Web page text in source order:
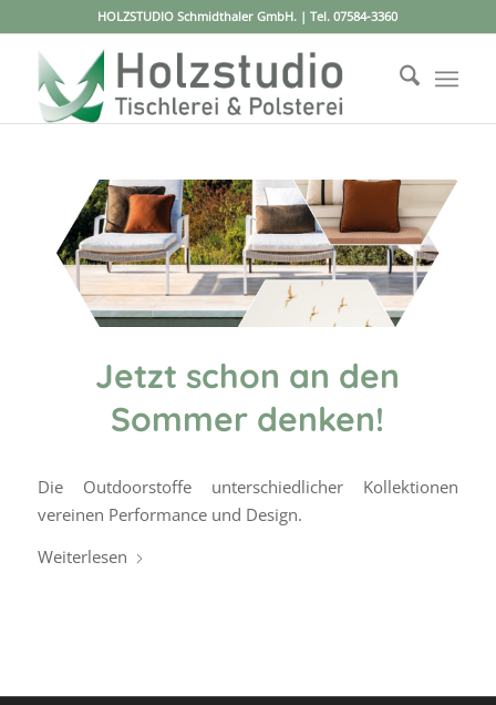
HOLZSTUDIO Schmidthaler GmbH. | Tel.07584-3360
Jetzt schon an den
Sommer denken!
Die Outdoorstoffe unterschiedlicher Kollektionen
vereinen Performance und Design.
Weiterlesen